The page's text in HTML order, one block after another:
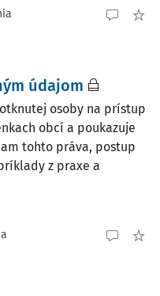
údajom
osoby na prístup
obcí a poukazuje
tohto práva, postup
z praxe a